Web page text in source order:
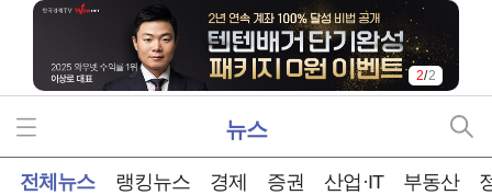
2/2
뉴스
전체뉴스 랭킹뉴스 경제 증권 산업·IT 부동산